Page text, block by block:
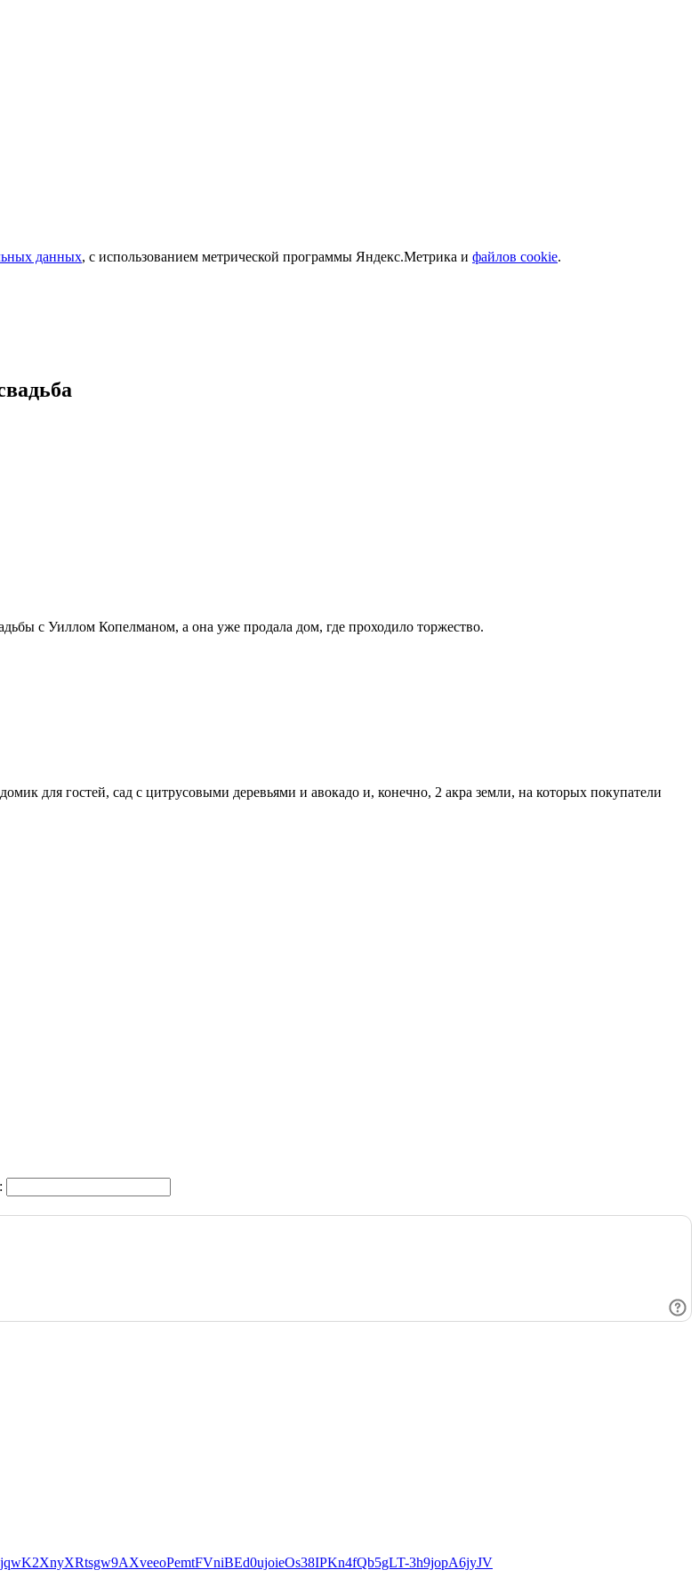
данных, с использованием метрической программы Яндекс.Метрика и файлов cookie.
с Уиллом Копелманом, а она уже продала дом, где проходило торжество.
для гостей, сад с цитрусовыми деревьями и авокадо и, конечно, 2 акра земли, на которых покупатели